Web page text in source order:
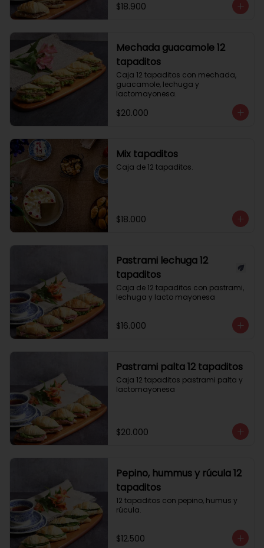
$18.900
Mechada guacamole 12
tapaditos
Caja 12 tapaditos con mechada,
guacamole, lechuga y
lactomayonesa.
$20.000
Mix tapaditos
Caja de 12 tapaditos.
$18.000
Pastrami lechuga 12
tapaditos
Caja de 12 tapaditos con pastrami,
lechuga y lacto mayonesa
$16.000
Pastrami palta 12 tapaditos
Caja 12 tapaditos pastrami palta y
lactomayonesa
$20.000
Pepino, hummus y rúcula 12
tapaditos
12 tapaditos con pepino, humus y
rúcula.
$12.500